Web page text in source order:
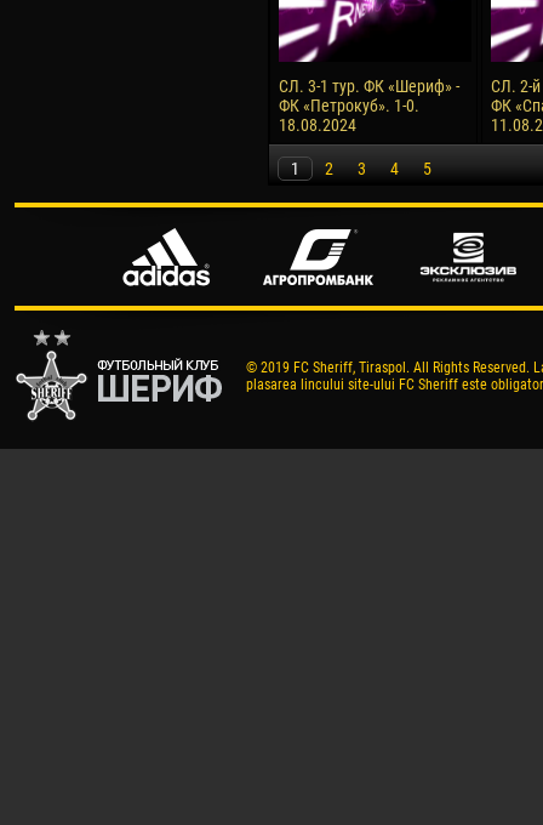
СЛ. 3-1 тур. ФК «Шериф» -
ФК «Петрокуб». 1-0.
18.08.2024
СЛ. 2-
ФК
1 2 3 4 5
© 2019 FC Sheriff, Tiraspol. All Rights
plasarea lincului site-ului FC Sheriff este